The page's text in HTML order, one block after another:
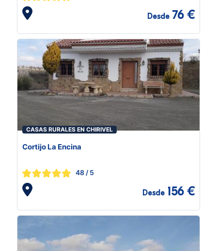
Desde 76 €
CASAS RURALES EN CHIRIVEL
Cortijo La Encina
48 / 5
Desde 156 €